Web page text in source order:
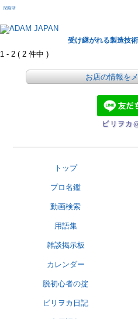
閉店済
受け継がれる製造技
1 - 2 ( 2 件中 )
お店の情報を
ビリヲカ
トップ
プロ名鑑
動画検索
用語集
雑談掲示板
カレンダー
脱初心者の掟
ビリヲカ日記